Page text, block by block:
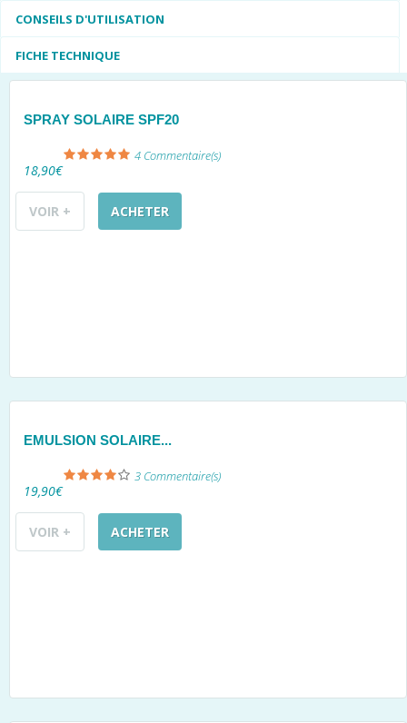
CONSEILS D'UTILISATION
FICHE TECHNIQUE
SPRAY SOLAIRE SPF20
4 Commentaire(s)
18,90€
VOIR + ACHETER
EMULSION SOLAIRE...
3 Commentaire(s)
19,90€
VOIR + ACHETER